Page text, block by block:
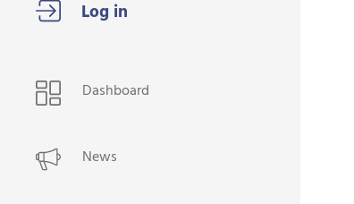
USER NAVIGATION
Dashboard
News